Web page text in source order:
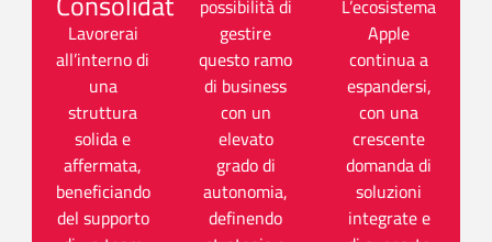
Lavorerai
all’interno di
una
struttura
solida e
affermata,
beneficiando
del supporto
possibilità di
gestire
questo ramo
di business
con un
elevato
grado di
autonomia,
definendo
L’ecosistema
Apple
continua a
espandersi,
con una
crescente
domanda di
soluzioni
integrate e